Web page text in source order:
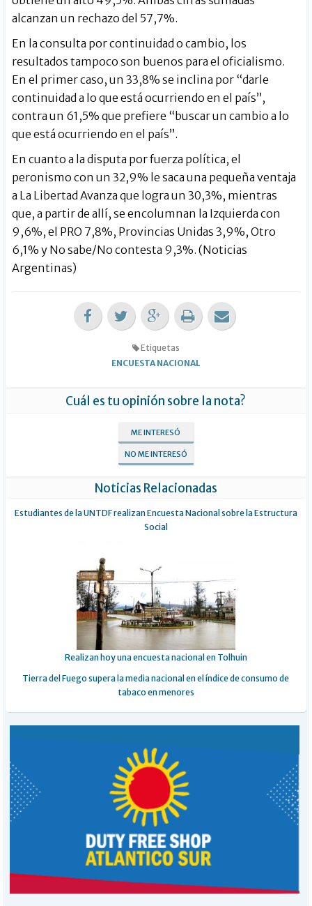
alcanzan un rechazo del 57,7%.
En la consulta por continuidad o cambio, los
resultados tampoco son buenos para el oficialismo.
En el primer caso, un 33,8% se inclina por “darle
continuidad a lo que está ocurriendo en el país”,
contra un 61,5% que prefiere “buscar un cambio a lo
que está ocurriendo en el país”.
En cuanto a la disputa por fuerza política, el
peronismo con un 32,9% le saca una pequeña ventaja
a La Libertad Avanza que logra un 30,3%, mientras
que, a partir de allí, se encolumnan la Izquierda con
9,6%, el PRO 7,8%, Provincias Unidas 3,9%, Otro
6,1% y No sabe/No contesta 9,3%. (Noticias
Argentinas)
Etiquetas
ENCUESTA NACIONAL
Cuál es tu opinión sobre la nota?
ME INTERESÓ
NO ME INTERESÓ
Noticias Relacionadas
Estudiantes de la UNTDF realizan Encuesta Nacional sobre la Estructura
Social
Realizan hoy una encuesta nacional en Tolhuin
Tierra del Fuego supera la media nacional en el índice de consumo de
tabaco en menores